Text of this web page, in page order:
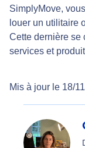
SimplyMove,
louer un utilitaire
Cette dernière se
services et
Mis à jour le 18/